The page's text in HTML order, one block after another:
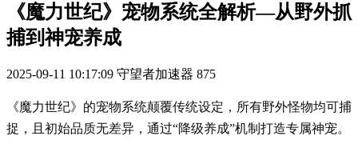
《魔力世纪》宠物系统全解析—从野外抓
捕到神宠养成
2025-09-11 10:17:09 守望者加速器 875
《魔力世纪》的宠物系统颠覆传统设定，所有野外怪物均可捕
捉，且初始品质无差异，通过“降级养成”机制打造专属神宠。